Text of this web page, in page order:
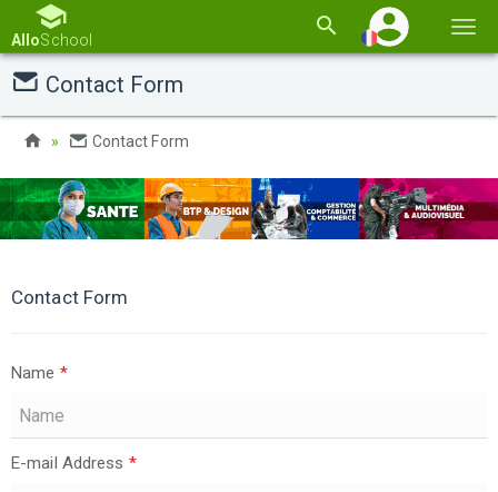
la
AlloSchool
Contact Form
Contact Form
Contact Form
Name *
E-mail Address *